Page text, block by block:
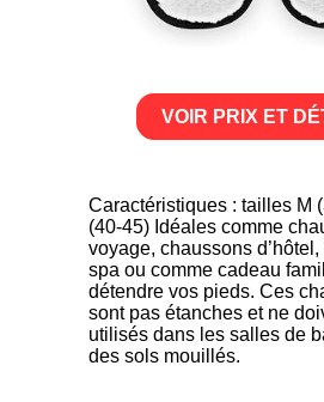
VOIR PRIX ET
Caractéristiques : tailles M
(40-45) Idéales comme
voyage, chaussons
spa ou comme cadeau
détendre vos pieds. Ces
sont pas étanches et ne
utilisés dans les salles de
des sols mouillés.